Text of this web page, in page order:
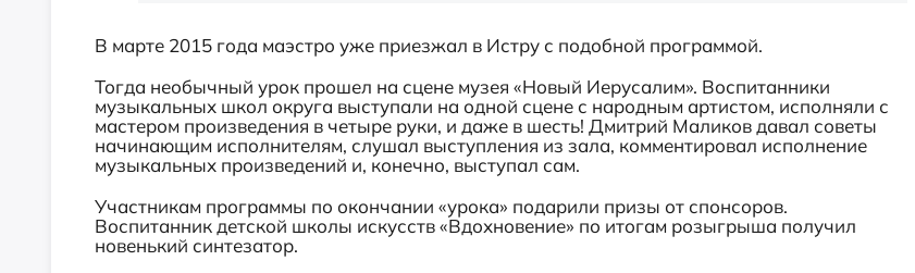
В марте 2015 года маэстро уже приезжал в Истру с подобной программой.
Тогда необычный урок прошел на сцене музея «Новый Иерусалим». Воспитанники
музыкальных школ округа выступали на одной сцене с народным артистом, исполняли с
мастером произведения в четыре руки, и даже в шесть! Дмитрий Маликов давал советы
начинающим исполнителям, слушал выступления из зала, комментировал исполнение
музыкальных произведений и, конечно, выступал сам.
Участникам программы по окончании «урока» подарили призы от спонсоров.
Воспитанник детской школы искусств «Вдохновение» по итогам розыгрыша получил
новенький синтезатор.